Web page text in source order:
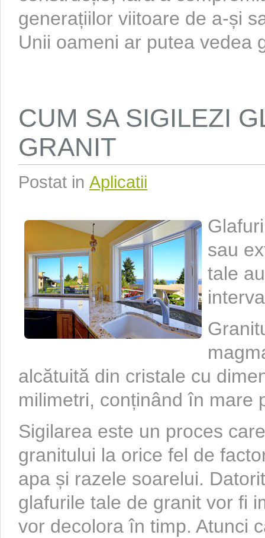
generațiilor viitoare de a-și
Unii oameni ar putea vedea
CUM SA SIGILEZI
GRANIT
Postat in Aplicatii
sau
tale
alcătuită din cristale cu
milimetri, conținând în mare
Sigilarea este un proces
granitului la orice fel de
apa și razele soarelui.
glafurile tale de granit vor fi
vor decolora în timp. Atunci